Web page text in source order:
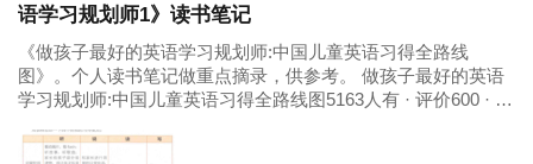
语学习规划师1》读书笔记
《做孩子最好的英语学习规划师:中国儿童英语习得全路线
图》。个人读书笔记做重点摘录，供参考。 做孩子最好的英语
学习规划师:中国儿童英语习得全路线图5163人有 · 评价600 · 书
1、学得Learning是有意识地学习研究一种语言，例如...